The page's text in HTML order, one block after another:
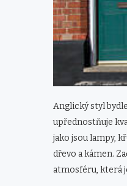
Anglický styl
upřednostňuje
jako jsou lampy,
dřevo a kámen.
atmosféru, která